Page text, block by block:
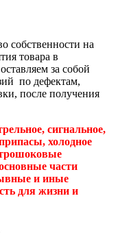
собственности на
товара в
за собой
по дефектам,
после получения
сигнальное,
холодное
части
и иные
для жизни и